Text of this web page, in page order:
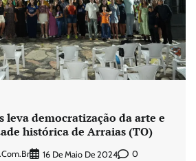
leva democratização da arte e
histórica de Arraias (TO)
16 De Maio De 2024 0